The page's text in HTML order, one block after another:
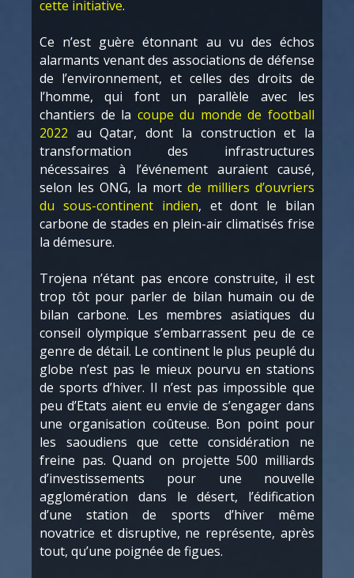
cette initiative.
Ce n’est guère étonnant au vu des échos
alarmants venant des associations de défense
de l’environnement, et celles des droits de
l’homme, qui font un parallèle avec les
chantiers de la coupe du monde de football
2022 au Qatar, dont la construction et la
transformation des infrastructures
nécessaires à l’événement auraient causé,
selon les ONG, la mort de milliers d’ouvriers
du sous-continent indien, et dont le bilan
carbone de stades en plein-air climatisés frise
la démesure.
Trojena n’étant pas encore construite, il est
trop tôt pour parler de bilan humain ou de
bilan carbone. Les membres asiatiques du
conseil olympique s’embarrassent peu de ce
genre de détail. Le continent le plus peuplé du
globe n’est pas le mieux pourvu en stations
de sports d’hiver. Il n’est pas impossible que
peu d’Etats aient eu envie de s’engager dans
une organisation coûteuse. Bon point pour
les saoudiens que cette considération ne
freine pas. Quand on projette 500 milliards
d’investissements pour une nouvelle
agglomération dans le désert, l’édification
d’une station de sports d’hiver même
novatrice et disruptive, ne représente, après
tout, qu’une poignée de figues.